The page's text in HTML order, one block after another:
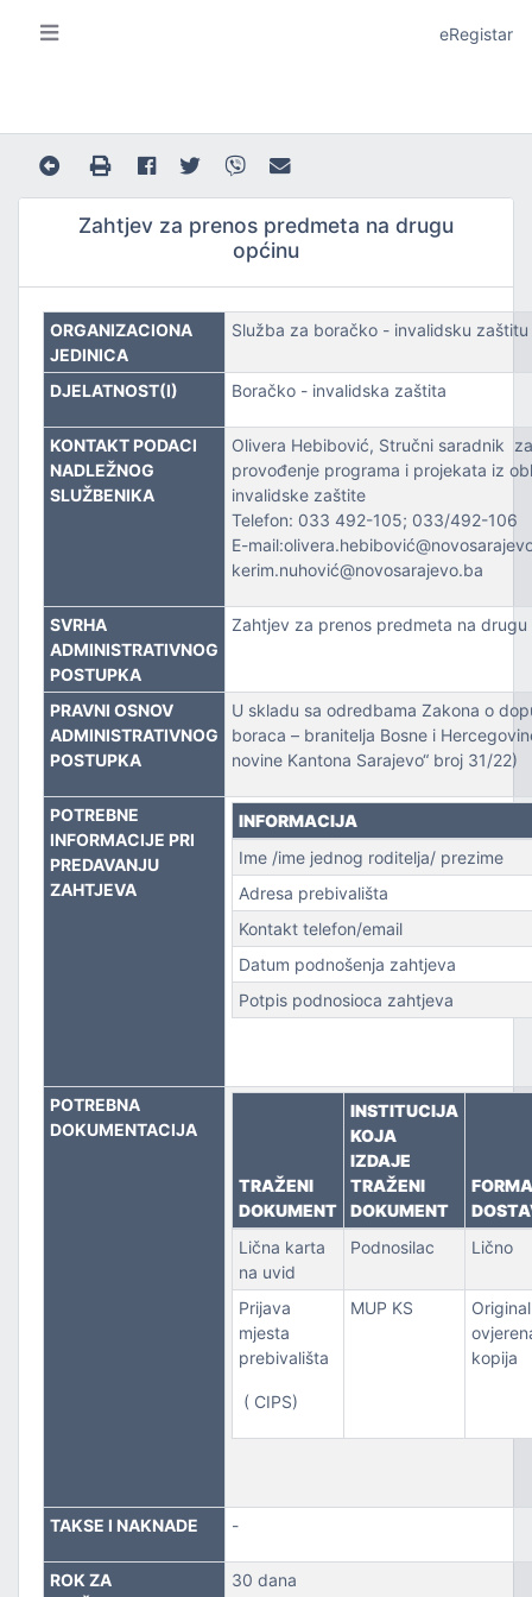
I LOKALNU SAMOUPRAVU
I URBANIZMA
I SAOBRAĆAJ
eRegistar
Zahtjev za prenos predmeta na drugu
općinu
ORGANIZACIONA
JEDINICA
Služba za boračko - invalidsku zaštitu
DJELATNOST(I) Boračko - invalidska zaštita
KONTAKT PODACI
NADLEŽNOG
SLUŽBENIKA
Olivera Hebibović, Stručni saradnik
provođenje programa i projekata iz
invalidske zaštite
Telefon: 033 492-105; 033/492-106
E-
kerim.nuhović@novosarajevo.ba
SVRHA
ADMINISTRATIVNOG
POSTUPKA
Zahtjev za prenos predmeta na drugu
PRAVNI OSNOV
ADMINISTRATIVNOG
POSTUPKA
U skladu sa odredbama Zakona o
boraca – branitelja Bosne i
novine Kantona Sarajevo“ broj 31/22)
POTREBNE
INFORMACIJE PRI
PREDAVANJU
ZAHTJEVA
INFORMACIJA
Ime /ime jednog roditelja/ prezime
Adresa prebivališta
Kontakt telefon/email
Datum podnošenja zahtjeva
Potpis podnosioca zahtjeva
POTREBNA
DOKUMENTACIJA
TRAŽENI
DOKUMENT
INSTITUCIJA
KOJA
IZDAJE
TRAŽENI
DOKUMENT
FORMA
Lična karta
na uvid
Podnosilac Lično
Prijava
mjesta
prebivališta
( CIPS)
MUP KS
kopija
TAKSE I NAKNADE -
ROK ZA
30 dana